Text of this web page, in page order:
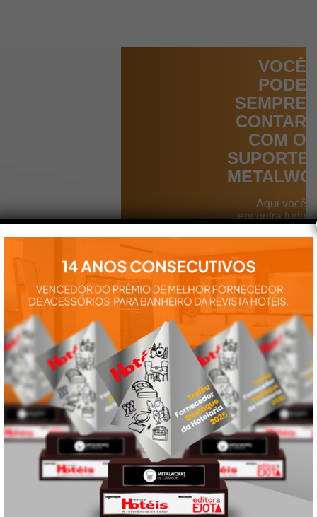
VOCÊ
PODE
SEMPRE
CONTAR
COM O
SUPORTE
Aqui você
encontra tudo
manuais,
vídeos,
catálogos e
tudo mais que
precisa.
VEJA
TAMBÉM